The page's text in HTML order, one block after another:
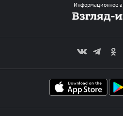
Информационное